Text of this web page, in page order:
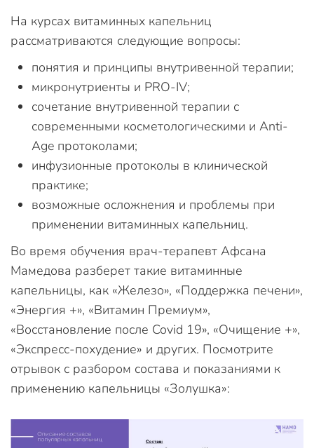
На курсах витаминных капельниц
рассматриваются следующие вопросы:
понятия и принципы внутривенной терапии;
микронутриенты и PRO-IV;
сочетание внутривенной терапии с
современными косметологическими и Аnti-
Аge протоколами;
инфузионные протоколы в клинической
практике;
возможные осложнения и проблемы при
применении витаминных капельниц.
Во время обучения врач-терапевт Афсана
Мамедова разберет такие витаминные
капельницы, как «Железо», «Поддержка печени»,
«Энергия +», «Витамин Премиум»,
«Восстановление после Covid 19», «Очищение +»,
«Экспресс-похудение» и других. Посмотрите
отрывок с разбором состава и показаниями к
применению капельницы «Золушка»: